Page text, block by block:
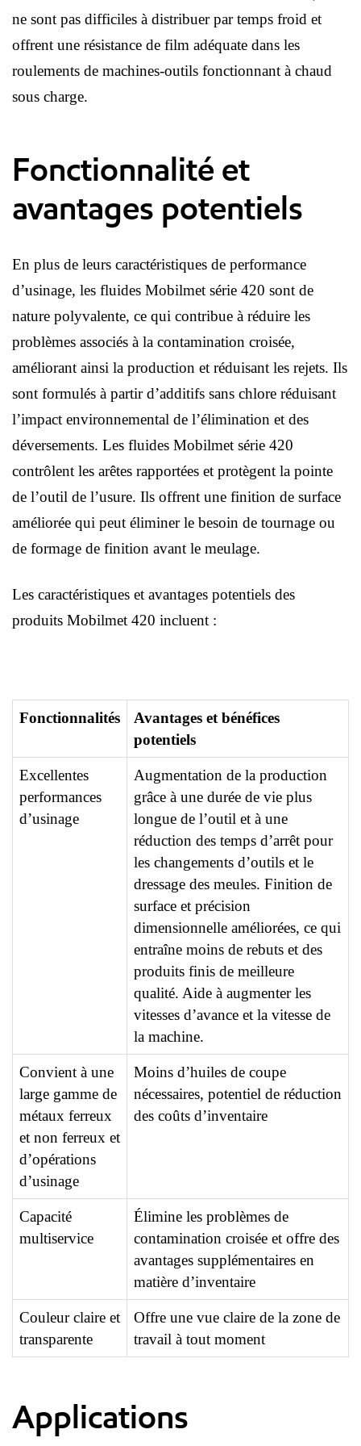
ne sont pas difficiles à distribuer par temps froid et
offrent une résistance de film adéquate dans les
roulements de machines-outils fonctionnant à chaud
sous charge.
Fonctionnalité et
avantages potentiels
En plus de leurs caractéristiques de performance
d’usinage, les fluides Mobilmet série 420 sont de
nature polyvalente, ce qui contribue à réduire les
problèmes associés à la contamination croisée,
améliorant ainsi la production et réduisant les rejets. Ils
sont formulés à partir d’additifs sans chlore réduisant
l’impact environnemental de l’élimination et des
déversements. Les fluides Mobilmet série 420
contrôlent les arêtes rapportées et protègent la pointe
de l’outil de l’usure. Ils offrent une finition de surface
améliorée qui peut éliminer le besoin de tournage ou
de formage de finition avant le meulage.
Les caractéristiques et avantages potentiels des
produits Mobilmet 420 incluent :
Fonctionnalités
Avantages et bénéfices
potentiels
Excellentes
performances
d’usinage
Augmentation de la production
grâce à une durée de vie plus
longue de l’outil et à une
réduction des temps d’arrêt pour
les changements d’outils et le
dressage des meules. Finition de
surface et précision
dimensionnelle améliorées, ce qui
entraîne moins de rebuts et des
produits finis de meilleure
qualité. Aide à augmenter les
vitesses d’avance et la vitesse de
la machine.
Convient à une
large gamme de
métaux ferreux
et non ferreux et
d’opérations
d’usinage
Moins d’huiles de coupe
nécessaires, potentiel de réduction
des coûts d’inventaire
Capacité
multiservice
Élimine les problèmes de
contamination croisée et offre des
avantages supplémentaires en
matière d’inventaire
Couleur claire et
transparente
Offre une vue claire de la zone de
travail à tout moment
Applications